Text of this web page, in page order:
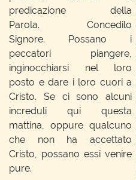
predicazione della
Parola. Concedilo
Signore. Possano i
peccatori piangere,
inginocchiarsi nel loro
posto e dare i loro cuori a
Cristo. Se ci sono alcuni
increduli qui questa
mattina, oppure qualcuno
che non ha accettato
Cristo, possano essi venire
pure.